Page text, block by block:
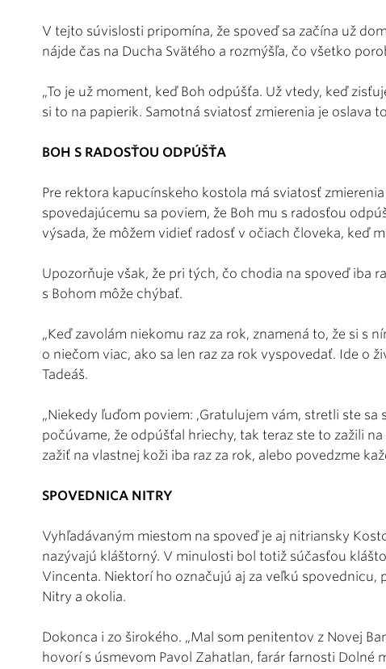
V tejto súvislosti pripomína, že spoveď sa začína už
nájde čas na Ducha Svätého a rozmýšľa, čo všetko
„To je už moment, keď Boh odpúšťa. Už vtedy, keď
si to na papierik. Samotná sviatosť zmierenia je oslava
BOH S RADOSŤOU ODPÚŠŤA
Pre rektora kapucínskeho kostola má sviatosť
spovedajúcemu sa poviem, že Boh mu s radosťou
výsada, že môžem vidieť radosť v očiach človeka, keď
Upozorňuje však, že pri tých, čo chodia na spoveď iba
s Bohom môže chýbať.
„Keď zavolám niekomu raz za rok, znamená to, že si s
o niečom viac, ako sa len raz za rok vyspovedať. Ide o
Tadeáš.
„Niekedy ľuďom poviem: ,Gratulujem vám, stretli ste
počúvame, že odpúšťal hriechy, tak teraz ste to zažili
zažiť na vlastnej koži iba raz za rok, alebo povedzme
SPOVEDNICA NITRY
Vyhľadávaným miestom na spoveď je aj nitriansky
nazývajú kláštorný. V minulosti bol totiž súčasťou
Vincenta. Niektorí ho označujú aj za veľkú spovednicu,
Nitry a okolia.
Dokonca i zo širokého. „Mal som penitentov z Novej
hovorí s úsmevom Pavol Zahatlan, farár farnosti Dolné